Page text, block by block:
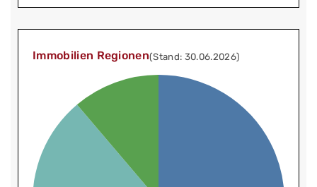
Immobilien Regionen(Stand: 30.06.2026)